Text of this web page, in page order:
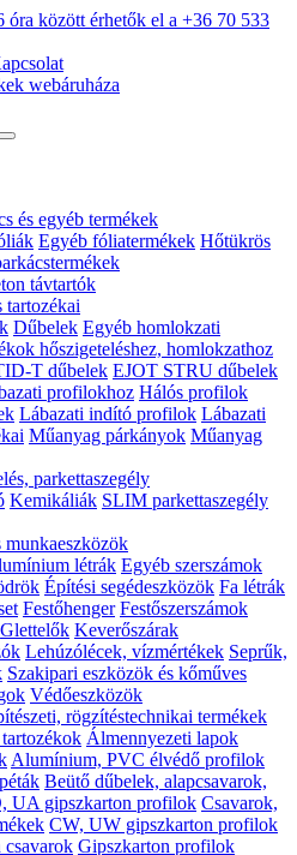
óra között érhetők el a +36 70 533
és egyéb termékek
Egyéb fóliatermékek Hőtükrös
távtartók
tartozékai
Dűbelek Egyéb homlokzati
hőszigeteléshez, homlokzathoz
T dűbelek EJOT STRU dűbelek
profilokhoz Hálós profilok
Lábazati indító profilok Lábazati
Műanyag párkányok Műanyag
parkettaszegély
Kemikáliák SLIM parkettaszegély
munkaeszközök
létrák Egyéb szerszámok
Építési segédeszközök Fa létrák
Festőhenger Festőszerszámok
Glettelők Keverőszárak
Lehúzólécek, vízmértékek Seprűk,
Szakipari eszközök és kőműves
Védőeszközök
rögzítéstechnikai termékek
Álmennyezeti lapok
Alumínium, PVC élvédő profilok
Beütő dűbelek, alapcsavarok,
UA gipszkarton profilok Csavarok,
CW, UW gipszkarton profilok
csavarok Gipszkarton profilok